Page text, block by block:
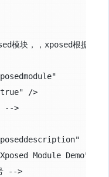
模块，，xposed根据这个
/>
-->
Module Demo" />
-->